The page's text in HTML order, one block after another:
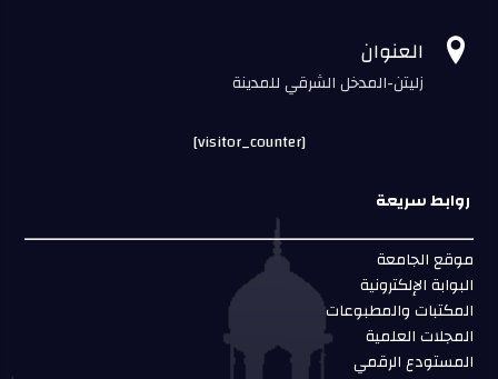
 العنوان
زليتن-المدخل الشرقي للمدينة
[visitor_counter]
روابط سريعة
موقع الجامعة
البوابة الإلكترونية
المكتبات والمطبوعات
المجلات العلمية
المستودع الرقمي